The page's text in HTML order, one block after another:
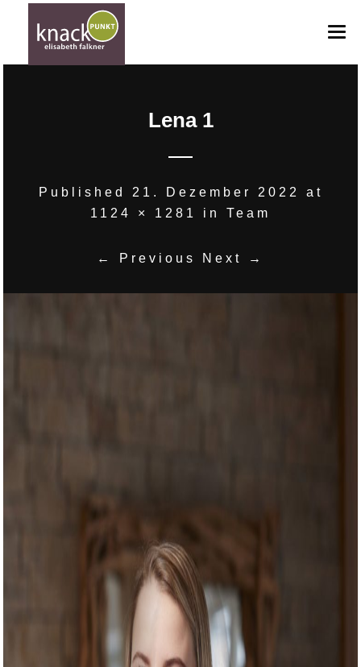
GUTSCHEINE
BILDERGALERIE
Lena 1
Published 21. Dezember 2022
at
1124 × 1281
in Team
← Previous Next →